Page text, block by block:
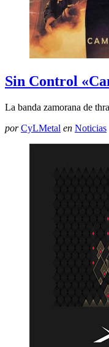
Sin Control
La banda zamorana de
por CyLMetal en Noticias